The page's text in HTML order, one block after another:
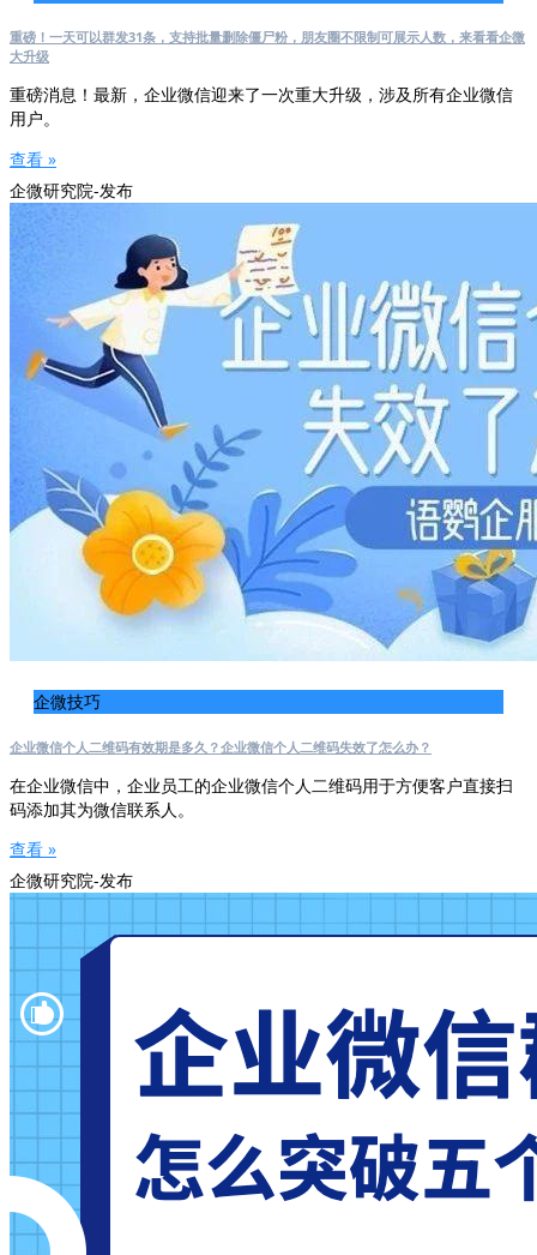
重磅！一天可以群发31条，支持批量删除僵尸粉，朋友圈不限制可展示人数，来看看企微
大升级
重磅消息！最新，企业微信迎来了一次重大升级，涉及所有企业微信
用户。
查看 »
企微研究院-发布
企微技巧
企业微信个人二维码有效期是多久？企业微信个人二维码失效了怎么办？
在企业微信中，企业员工的企业微信个人二维码用于方便客户直接扫
码添加其为微信联系人。
查看 »
企微研究院-发布